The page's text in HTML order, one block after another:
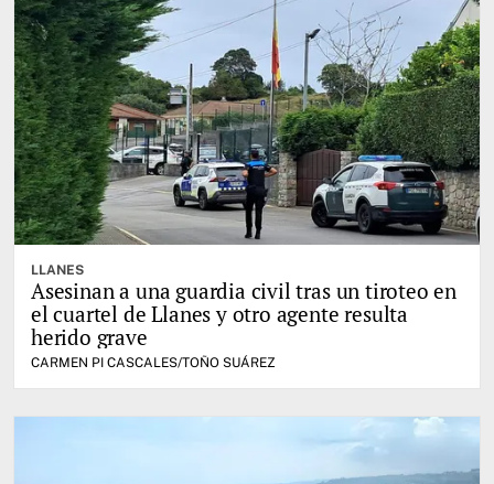
LLANES
Asesinan a una guardia civil tras un tiroteo en
el cuartel de Llanes y otro agente resulta
herido grave
CARMEN PI CASCALES/TOÑO SUÁREZ